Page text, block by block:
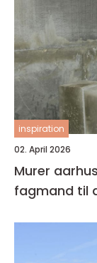
inspiration
02. April 2026
Murer aarhus sådan vælger du den rette
fagmand til